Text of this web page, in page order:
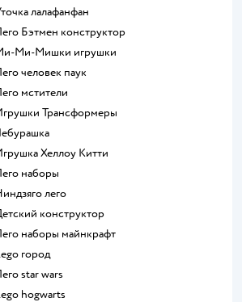
Уточка лалафанфан
Лего Бэтмен конструктор
Ми-Ми-Мишки игрушки
Лего человек паук
Лего мстители
Игрушки Трансформеры
Чебурашка
Игрушка Хеллоу Китти
Лего наборы
Ниндзяго лего
Детский конструктор
Лего наборы майнкрафт
Lego город
Лего star wars
Lego hogwarts